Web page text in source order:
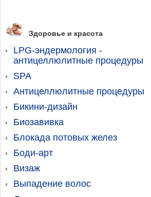
Здоровье и красота
LPG-эндермология -
антицеллюлитные процедуры
SPA
Антицеллюлитные процедуры
Бикини-дизайн
Биозавивка
Блокада потовых желез
Боди-арт
Визаж
Выпадение волос